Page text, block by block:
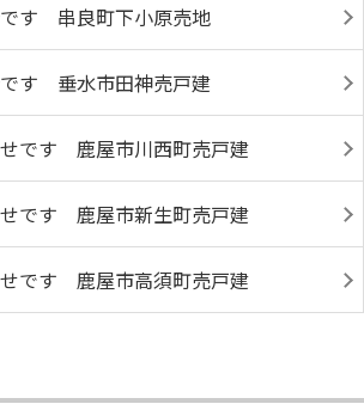
す 串良町下小原売地
す 垂水市田神売戸建
です 鹿屋市川西町売戸建
です 鹿屋市新生町売戸建
です 鹿屋市高須町売戸建